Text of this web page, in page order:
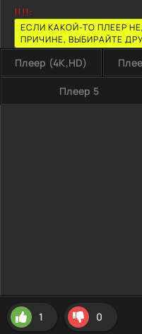
!!!!:
ЕСЛИ КАКОЙ-ТО ПЛЕЕР
ПРИЧИНЕ, ВЫБИРАЙТЕ
Плеер (4K,HD)
Плеер 5
1 0